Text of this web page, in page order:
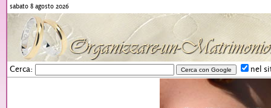
sabato 8 agosto 2026
Cerca: nel